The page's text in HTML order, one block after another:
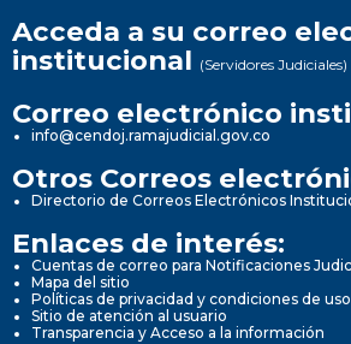
Acceda a su correo
institucional (Servidores Judiciales)
Correo electrónico
info@cendoj.ramajudicial.gov.co
Otros Correos
Directorio de Correos Electrónicos
Enlaces de interés:
Cuentas de correo para Notificaciones
Mapa del sitio
Políticas de privacidad y condiciones de uso
Sitio de atención al usuario
Transparencia y Acceso a la información